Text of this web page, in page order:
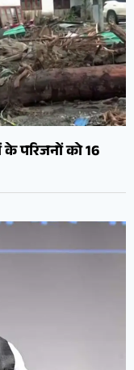
परिजनों को 16